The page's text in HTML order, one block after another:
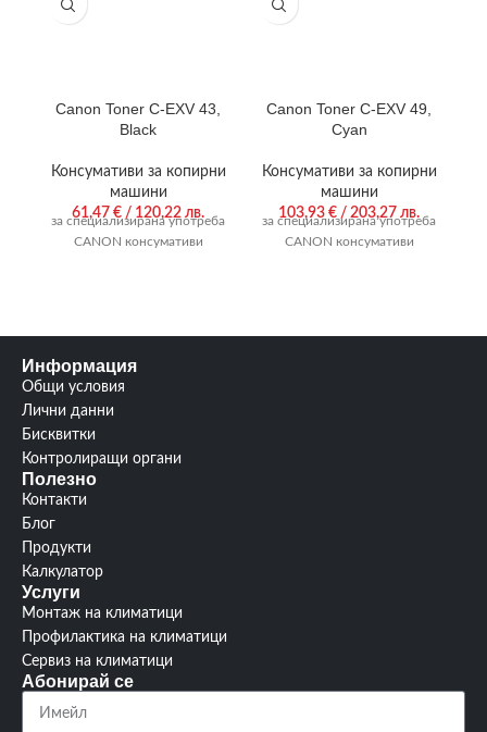
Canon Toner C-EXV 43,
Black
Консумативи за копирни
машини
61,47 € / 120,22 лв.
за специализирана употреба
CANON консумативи
Canon Toner C-EXV 49,
Cyan
Консумативи за копирни
машини
103,93 € / 203,27 лв.
за специализирана употреба
CANON консумативи
Информация
Общи условия
Лични данни
Бисквитки
Контролиращи органи
Полезно
Контакти
Блог
Продукти
Калкулатор
Услуги
Монтаж на климатици
Профилактика на климатици
Сервиз на климатици
Абонирай се